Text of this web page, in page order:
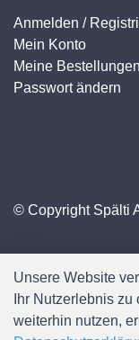
Anmelden /
Mein Konto
Meine Bestellungen
Passwort ändern
© Copyright Spälti
Unsere Website
Ihr Nutzerlebnis
weiterhin nutzen,